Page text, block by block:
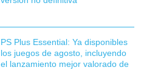
PS Plus Essential: Ya disponibles
los juegos de agosto, incluyendo
el lanzamiento mejor valorado de